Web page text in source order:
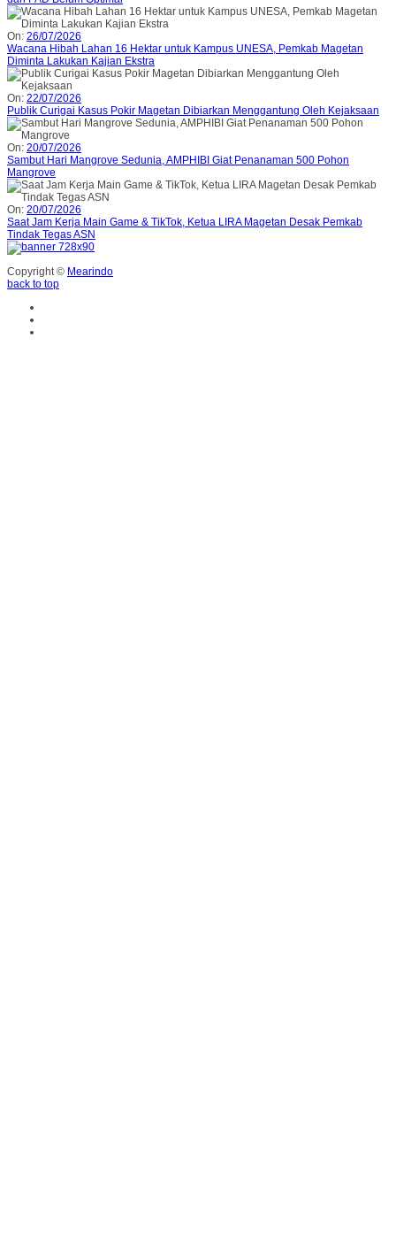
On: 26/07/2026
Wacana Hibah Lahan 16 Hektar untuk Kampus UNESA, Pemkab Magetan
Diminta Lakukan Kajian Ekstra
On: 22/07/2026
Publik Curigai Kasus Pokir Magetan Dibiarkan Menggantung Oleh Kejaksaan
On: 20/07/2026
Sambut Hari Mangrove Sedunia, AMPHIBI Giat Penanaman 500 Pohon
Mangrove
On: 20/07/2026
Saat Jam Kerja Main Game & TikTok, Ketua LIRA Magetan Desak Pemkab
Tindak Tegas ASN
Copyright © Mearindo
back to top